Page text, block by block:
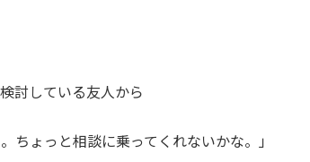
討している友人から
ちょっと相談に乗ってくれないかな。」